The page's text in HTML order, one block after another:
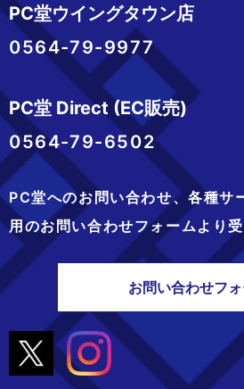
PC堂ウイングタウン店
0564-79-9977
PC堂 Direct (EC販売)
0564-79-6502
PC堂へのお問い合わせ、各種サ
用のお問い合わせフォームより
お問い合わせフ